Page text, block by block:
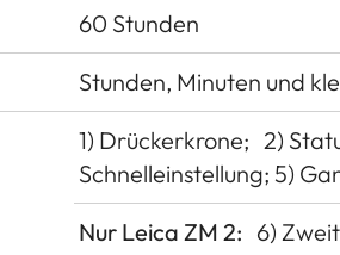
60 Stunden
Stunden, Minuten und
1) Drückerkrone; 2)
Schnelleinstellung; 5)
Nur Leica ZM 2: 6)